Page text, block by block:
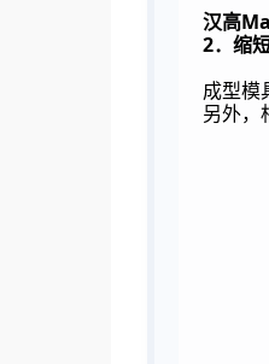
汉高
2．缩
成型模
另外，